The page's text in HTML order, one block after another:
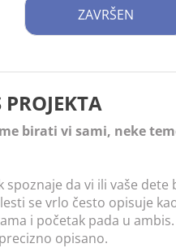
ZAVRŠEN
PROJEKTA
birati vi sami, neke
spoznaje da vi ili vaše dete
se vrlo često opisuje
i početak pada u
opisano.